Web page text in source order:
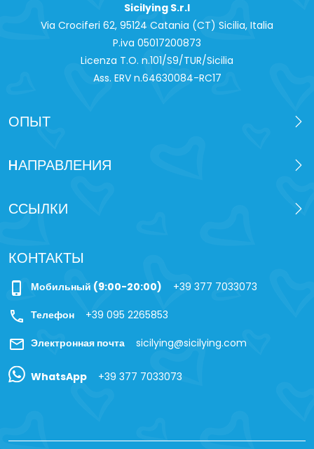
Sicilying S.r.l
Via Crociferi 62, 95124 Catania (CT) Sicilia, Italia
P.iva 0‍5017200873
Licenza T.O. n.101/S9/TUR/Sicilia
Ass. ERV n.64630084-RC17
ОПЫТ
HАПРАВЛЕНИЯ
ССЫЛКИ
КОНТАКТЫ
phone_iphone Мобильный (9:00-20:00) +39 377 7033073
call Телефон +39 095 2265853
mail Электронная почта sicilying@sicilying.com
WhatsApp +39 377 7033073